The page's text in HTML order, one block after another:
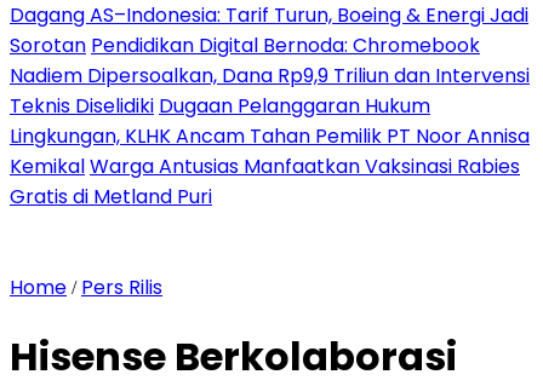
Dagang AS–Indonesia: Tarif Turun, Boeing & Energi Jadi
Sorotan Pendidikan Digital Bernoda: Chromebook
Nadiem Dipersoalkan, Dana Rp9,9 Triliun dan Intervensi
Teknis Diselidiki Dugaan Pelanggaran Hukum
Lingkungan, KLHK Ancam Tahan Pemilik PT Noor Annisa
KemikalWarga Antusias Manfaatkan Vaksinasi Rabies
Gratis di Metland Puri
Home / Pers Rilis
Hisense Berkolaborasi